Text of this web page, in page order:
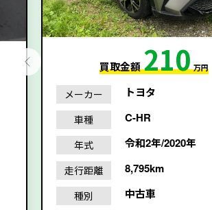
買取金額210 万円
メーカー トヨタ
車種 C-HR
年式 令和2年/2020年
走行距離 8,795km
種別 中古車